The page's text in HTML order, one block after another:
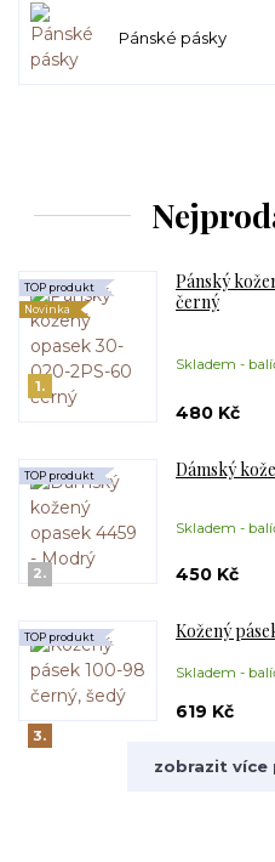
Pánské pásky
1.
Pánský
černý
Skladem -
TOP produkt
Novinka
480 Kč
2.
Dámský
Skladem -
TOP produkt
450 Kč
3.
Kožený
Skladem -
TOP produkt
619 Kč
zobrazit více